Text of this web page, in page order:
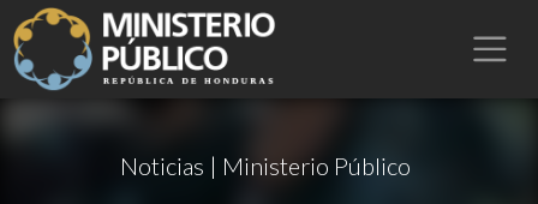
Noticias | Ministerio Público